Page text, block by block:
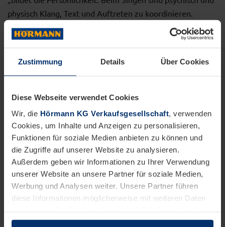
Zustimmung Details Über Cookies
Diese Webseite verwendet Cookies
Wir, die Hörmann KG Verkaufsgesellschaft , verwenden
Cookies, um Inhalte und Anzeigen zu personalisieren,
Funktionen für soziale Medien anbieten zu können und
die Zugriffe auf unserer Website zu analysieren.
Außerdem geben wir Informationen zu Ihrer Verwendung
unserer Website an unsere Partner für soziale Medien,
Werbung und Analysen weiter. Unsere Partner führen
diese Informationen möglicherweise mit weiteren Daten
sie im Rahmen Ihrer Nutzung der Dienste gesammelt
physisch Klang, Text und Auftreten zu koordinieren.
Singen trainiert außerdem unsere Konzentration und
Fitness. Die Stimme ist unser erstes Instrument, das wir
gehen deshalb von der Stimme aus.“
Der Verein war zunächst Initiator, Organisator und
Veranstalter des großen Klang!Festivals 2016 und findet
seitdem alle zwei Jahre eine Fortsetzung. Vorläufer des
Vereins sind der Musikalische Adventskalender in
Bielefeld sowie das Sing!Fest 2015 in der Bielefelder
Oetker Halle.
Mehr Informationen finden Sie aufwww.klangfestival-